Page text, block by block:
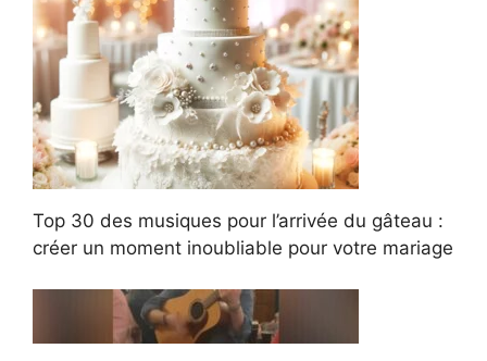
Top 30 des musiques pour l’arrivée du gâteau :
créer un moment inoubliable pour votre mariage